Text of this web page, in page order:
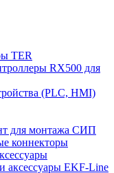
TER
RX500 для
(PLC, HMI)
для монтажа СИП
коннекторы
аксессуары EKF-Line